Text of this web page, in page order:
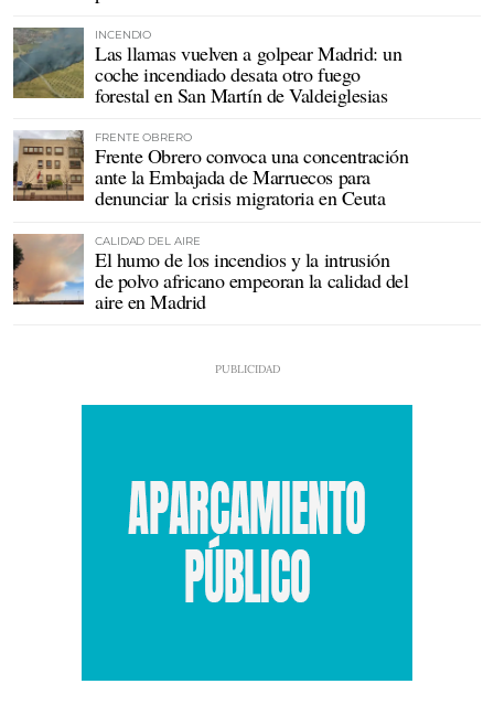
INCENDIO
Las llamas vuelven a golpear Madrid: un
coche incendiado desata otro fuego
forestal en San Martín de Valdeiglesias
FRENTE OBRERO
Frente Obrero convoca una concentración
ante la Embajada de Marruecos para
denunciar la crisis migratoria en Ceuta
CALIDAD DEL AIRE
El humo de los incendios y la intrusión
de polvo africano empeoran la calidad del
aire en Madrid